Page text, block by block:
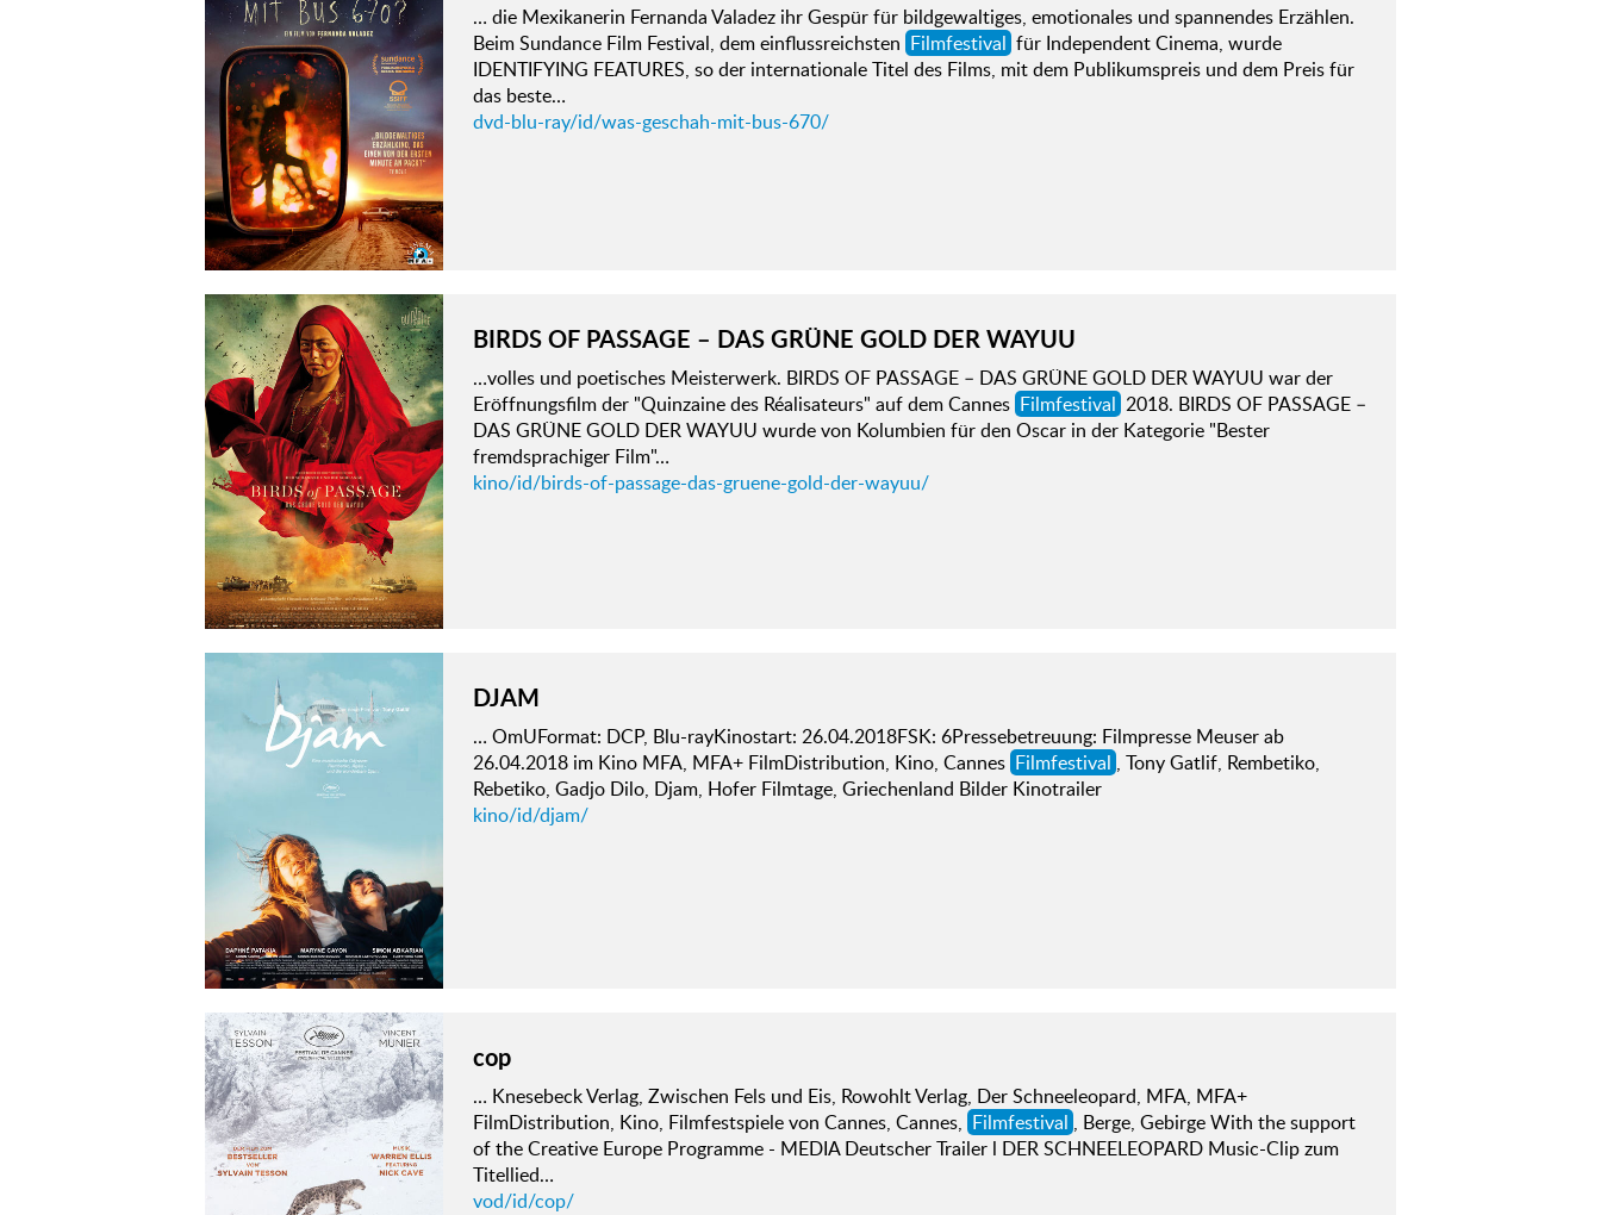
… die Mexikanerin Fernanda Valadez ihr Gespür für bildgewaltiges, emotionales und spannendes Erzählen.
Beim Sundance Film Festival, dem einflussreichsten Filmfestival für Independent Cinema, wurde
IDENTIFYING FEATURES, so der internationale Titel des Films, mit dem Publikumspreis und dem Preis für
das beste…
dvd-blu-ray/id/was-geschah-mit-bus-670/
BIRDS OF PASSAGE – DAS GRÜNE GOLD DER WAYUU
…volles und poetisches Meisterwerk. BIRDS OF PASSAGE – DAS GRÜNE GOLD DER WAYUU war der
Eröffnungsfilm der "Quinzaine des Réalisateurs" auf dem Cannes Filmfestival 2018. BIRDS OF PASSAGE –
DAS GRÜNE GOLD DER WAYUU wurde von Kolumbien für den Oscar in der Kategorie "Bester
fremdsprachiger Film"…
kino/id/birds-of-passage-das-gruene-gold-der-wayuu/
DJAM
… OmUFormat: DCP, Blu-rayKinostart: 26.04.2018FSK: 6Pressebetreuung: Filmpresse Meuser ab
26.04.2018 im Kino MFA, MFA+ FilmDistribution, Kino, Cannes Filmfestival , Tony Gatlif, Rembetiko,
Rebetiko, Gadjo Dilo, Djam, Hofer Filmtage, Griechenland Bilder Kinotrailer
kino/id/djam/
cop
… Knesebeck Verlag, Zwischen Fels und Eis, Rowohlt Verlag, Der Schneeleopard, MFA, MFA+
FilmDistribution, Kino, Filmfestspiele von Cannes, Cannes, Filmfestival , Berge, Gebirge With the support
of the Creative Europe Programme - MEDIA Deutscher Trailer l DER SCHNEELEOPARD Music-Clip zum
Titellied…
vod/id/cop/